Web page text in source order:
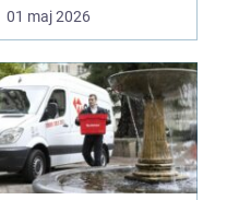
bilägares drömscen...
01 maj 2026